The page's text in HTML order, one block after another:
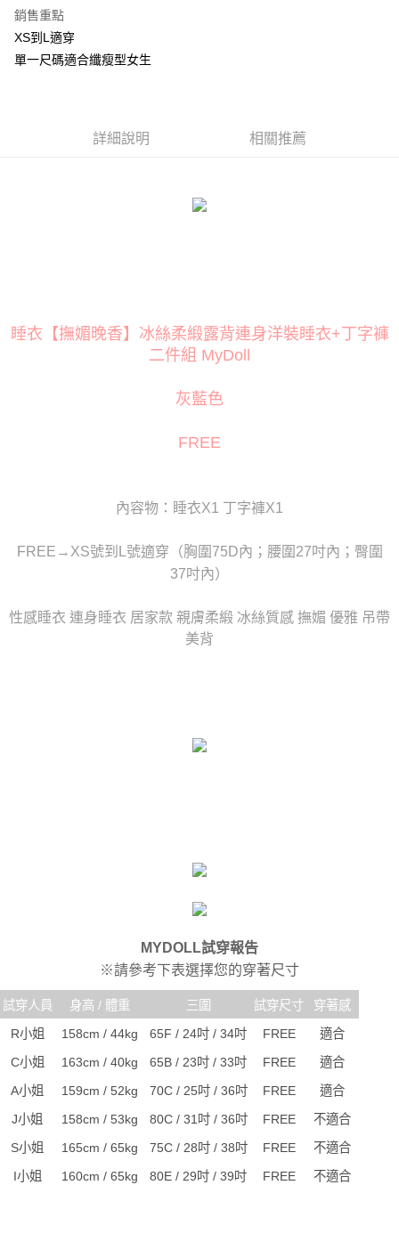
元大商業銀行
台新國際商業銀行
台灣樂天信用卡公司
悠遊付
AFTEE先享後付
相關說明
１．簡單：不需註冊會員、不需綁卡、不需儲值。
後付繳納相關費用。
※ 交易是否成功請以「AFTEE先享後付 」之結帳頁面顯示為準，若有關於
是否繳費成功／繳費後需取消欲退款等相關疑問，請聯繫「AFTEE先享後付
易，需依本服務之必要範圍內提供個人資料，並將交易相關給付款項請求債
３．未成年的使用者請事先徵得法定代理人或監護人之同意方可使用
４．使用「AFTEE先享後付」時，將依據個別帳號之用戶狀況，依本公司即
時審查核予不同之上限額度；若仍有額度不足之情形，本公司將視審查結果
恩沛科技股份有限公司將有權停止該用戶之使用額度並採取法律行動。
每筆NT$120
宅配
每筆NT$80，滿NT$6,000(含以上)免運費
銷售重點
XS到L適穿
單一尺碼適合纖瘦型女生
詳細說明 相關推薦
睡衣【撫媚晚香】冰絲柔緞露背連身洋裝睡衣+丁字褲
二件組 MyDoll
灰藍色
FREE
內容物：睡衣X1 丁字褲X1
FREE→XS號到L號適穿（胸圍75D內；腰圍27吋內；臀圍
37吋內）
性感睡衣 連身睡衣 居家款 親膚柔緞 冰絲質感 撫媚 優雅 吊帶
美背
MYDOLL試穿報告
※請參考下表選擇您的穿著尺寸
試穿人員 身高 / 體重 三圍 試穿尺寸
穿著感
R小姐
158cm / 44kg 65F / 24吋 / 34吋 FREE
適合
C小姐
163cm / 40kg 65B / 23吋 / 33吋 FREE
適合
A小姐
159cm / 52kg 70C / 25吋 / 36吋 FREE
適合
J小姐
158cm / 53kg 80C / 31吋 / 36吋 FREE
不適合
S小姐
165cm / 65kg 75C / 28吋 / 38吋 FREE
不適合
I小姐
160cm / 65kg 80E / 29吋 / 39吋 FREE 不適合